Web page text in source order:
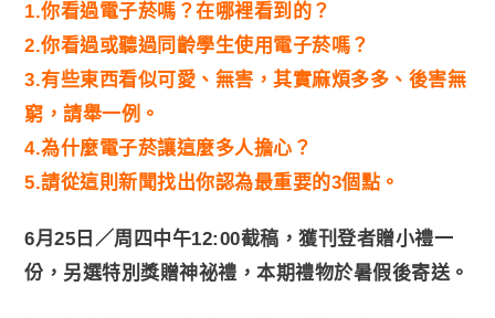
1.你看過電子菸嗎？在哪裡看到的？
2.你看過或聽過同齡學生使用電子菸嗎？
3.有些東西看似可愛、無害，其實麻煩多多、後害無
窮，請舉一例。
4.為什麼電子菸讓這麼多人擔心？
5.請從這則新聞找出你認為最重要的3個點。
6月25日／周四中午12:00截稿，獲刊登者贈小禮一
份，另選特別獎贈神祕禮，本期禮物於暑假後寄送。